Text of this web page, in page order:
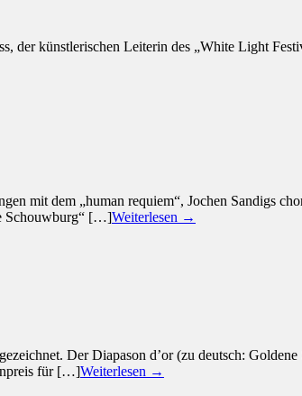
künstlerischen Leiterin des „White Light
mit dem „human requiem“, Jochen Sandigs
Schouwburg“ […]Weiterlesen →
Der Diapason d’or (zu deutsch:
für […]Weiterlesen →